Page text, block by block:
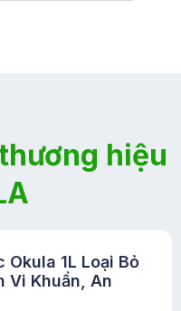
hiệu
Okula 1L Loại Bỏ
Vi Khuẩn, An